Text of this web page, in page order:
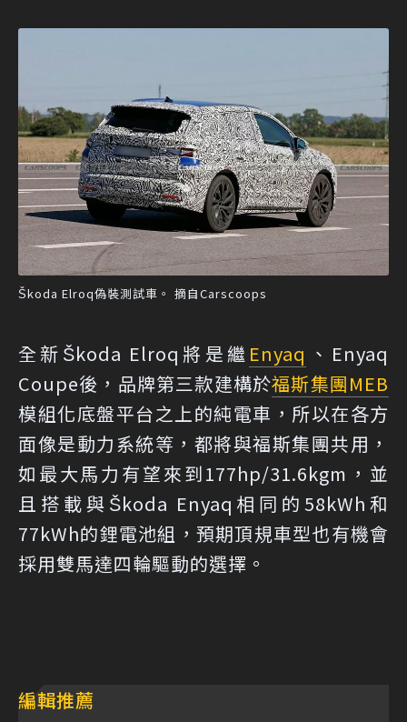
Škoda Elroq偽裝測試車。 摘自Carscoops
全新Škoda Elroq將是繼 Enyaq 、Enyaq
Coupe後，品牌第三款建構於福斯集團MEB
模組化底盤平台之上的純電車，所以在各方
面像是動力系統等，都將與福斯集團共用，
如最大馬力有望來到177hp/31.6kgm，並
且搭載與Škoda Enyaq相同的58kWh和
77kWh的鋰電池組，預期頂規車型也有機會
採用雙馬達四輪驅動的選擇。
編輯推薦